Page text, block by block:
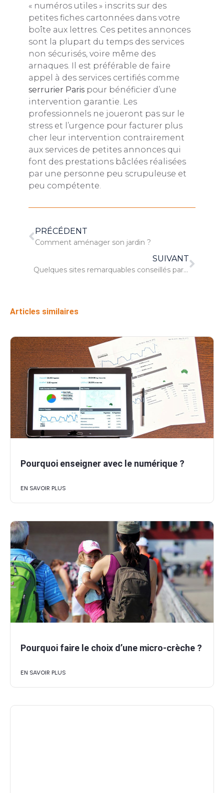
« numéros utiles » inscrits sur des
petites fiches cartonnées dans votre
boîte aux lettres. Ces petites annonces
sont la plupart du temps des services
non sécurisés, voire même des
arnaques. Il est préférable de faire
appel à des services certifiés comme
serrurier Parispour bénéficier d’une
intervention garantie. Les
professionnels ne joueront pas sur le
stress et l’urgence pour facturer plus
cher leur intervention contrairement
aux services de petites annonces qui
font des prestations bâclées réalisées
par une personne peu scrupuleuse et
peu compétente.
PRÉCÉDENT
Comment aménager son jardin ?
SUIVANT
Quelques sites remarquables conseillés par un guide voyage en Argentine
Articles similaires
Pourquoi enseigner avec le numérique ?
EN SAVOIR PLUS
Pourquoi faire le choix d’une micro-crèche ?
EN SAVOIR PLUS